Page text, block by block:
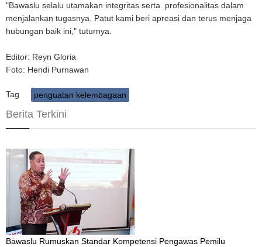
"Bawaslu selalu utamakan integritas serta profesionalitas dalam
menjalankan tugasnya. Patut kami beri apreasi dan terus menjaga
hubungan baik ini," tuturnya.
Editor: Reyn Gloria
Foto: Hendi Purnawan
Tag penguatan kelembagaan
Berita Terkini
Bawaslu Rumuskan Standar Kompetensi Pengawas Pemilu